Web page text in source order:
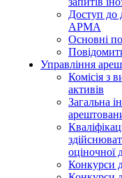
Доступ до
АРМА
Основні
Управління
Комісія з
активів
Загальна
оціночної
Конкурси